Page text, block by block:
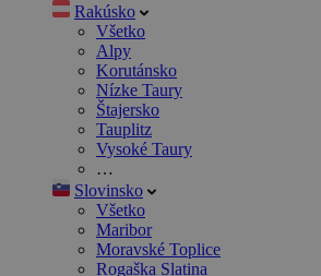
Rakúsko
Všetko
Alpy
Korutánsko
Nízke Taury
Štajersko
Tauplitz
Vysoké Taury
…
Slovinsko
Všetko
Maribor
Moravské Toplice
Rogaška Slatina